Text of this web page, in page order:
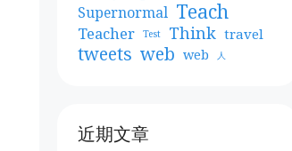
Supernormal Teach
Teacher Test Think travel
tweets web web 人
近期文章